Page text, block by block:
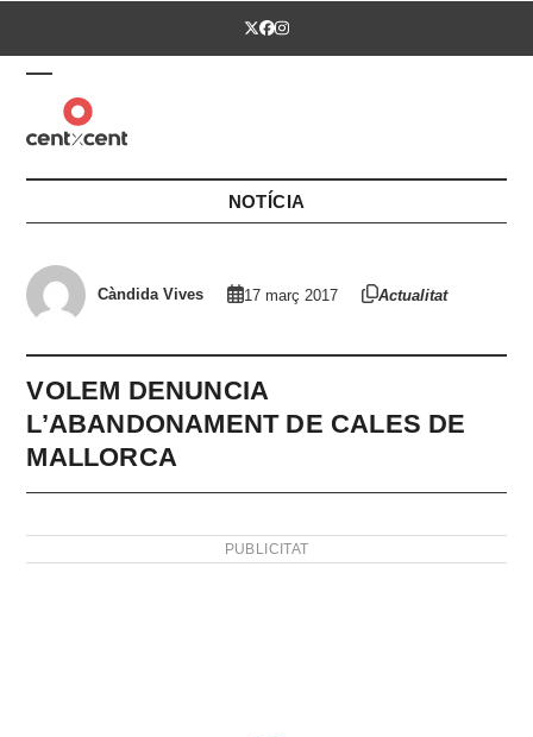
Twitter
Facebook
Instagram
Open
mobile
menu
Close
mobile
menu
NOTÍCIA
Càndida Vives 17 març 2017 Actualitat
VOLEM DENUNCIA
L’ABANDONAMENT DE CALES DE
MALLORCA
PUBLICITAT